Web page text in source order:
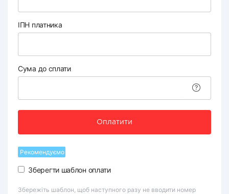
ІПН платника
Сума до сплати
Оплатити
Рекомендуємо
Зберегти шаблон оплати
Збережіть шаблон, щоб наступного разу не вводити номер